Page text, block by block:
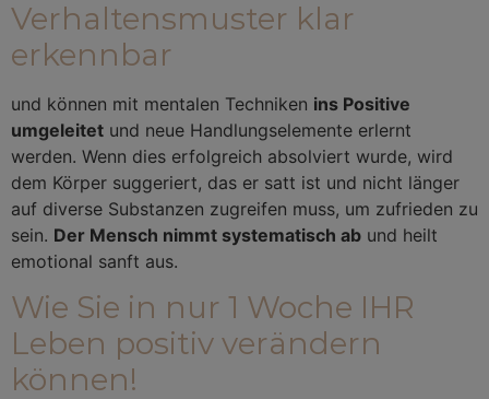
Verhaltensmuster klar
erkennbar
und können mit mentalen Techniken ins Positive
umgeleitet und neue Handlungselemente erlernt
werden. Wenn dies erfolgreich absolviert wurde, wird
dem Körper suggeriert, das er satt ist und nicht länger
auf diverse Substanzen zugreifen muss, um zufrieden zu
sein. Der Mensch nimmt systematisch ab und heilt
emotional sanft aus.
Wie Sie in nur 1 Woche IHR
Leben positiv verändern
können!